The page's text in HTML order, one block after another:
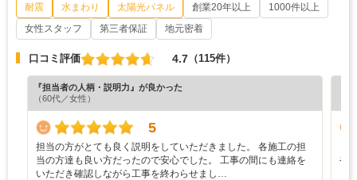
耐震 水まわり 太陽光パネル 創業20年以上
1000件以上
女性スタッフ
第三者保証 地元密着
口コミ評価 4.7 （115件）
『担当者の人柄・説明力』が良かった
（60代／女性）
5
担当の方がとても良く説明をしていただきました。 各施工の担
当の方達も良い方だったので安心でした。 工事の間にも連絡を
いただき確認しながら工事を終わらせまし…
や